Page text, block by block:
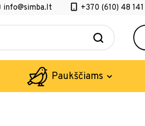
info@simba.lt +370 (610) 48 141
Paukščiams